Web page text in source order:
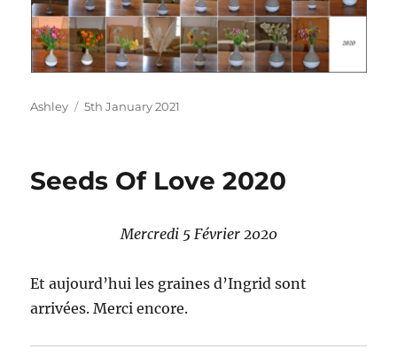
Author
Ashley
Posted
5th January 2021
Seeds Of Love 2020
Mercredi 5 Février 2020
Et aujourd’hui les graines d’Ingrid sont
arrivées. Merci encore.